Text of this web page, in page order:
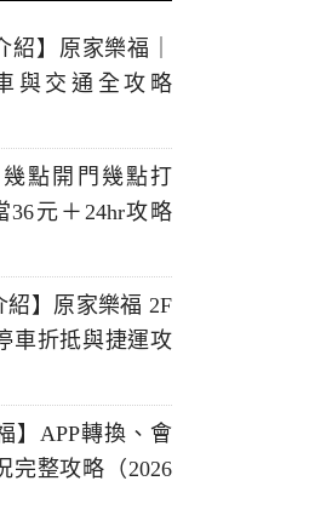
紹】原家樂福｜
與交通全攻略
幾點開門幾點打
元＋24hr攻略
紹】原家樂福 2F
車折抵與捷運攻
】APP轉換、會
完整攻略（2026